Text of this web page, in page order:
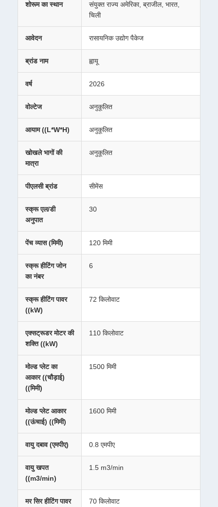
शोरूम का स्थान
संयुक्त राज्य अमेरिका, ब्राजील, भारत,
चिली
आवेदन रासायनिक उद्योग पैकेज
ब्रांड नाम ह्वायू
वर्ष 2026
वोल्टेज अनुकूलित
आयाम ((L*W*H) अनुकूलित
खोखले भागों की
मात्रा
अनुकूलित
पीएलसी ब्रांड सीमेंस
स्क्रू एल/डी
अनुपात
30
पेंच व्यास (मिमी) 120 मिमी
स्क्रू हीटिंग जोन
का नंबर
6
स्क्रू हीटिंग पावर
((kW)
72 किलोवाट
एक्सट्रूडर मोटर की
शक्ति ((kW)
110 किलोवाट
मोल्ड प्लेट का
आकार ((चौड़ाई)
((मिमी)
1500 मिमी
मोल्ड प्लेट आकार
((ऊंचाई) ((मिमी)
1600 मिमी
वायु दबाव (एमपीए) 0.8 एमपीए
वायु खपत
((m3/min)
1.5 m3/min
मर सिर हीटिंग पावर 70 किलोवाट